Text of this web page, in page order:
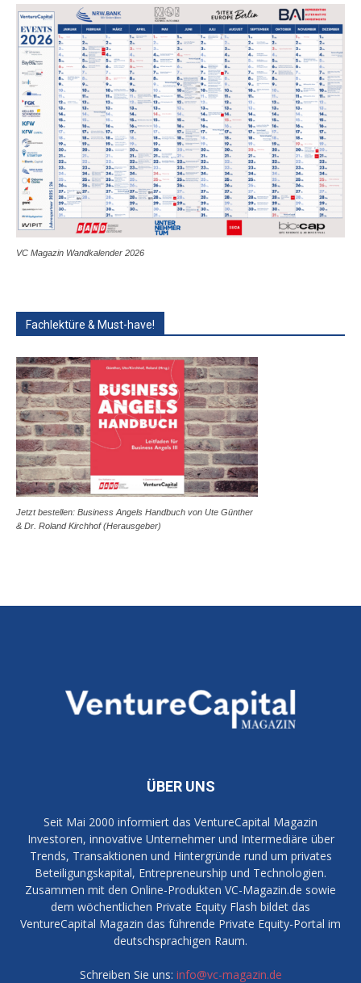
VC Magazin Wandkalender 2026
Fachlektüre & Must-have!
Jetzt bestellen: Business Angels Handbuch von Ute Günther
& Dr. Roland Kirchhof (Herausgeber)
ÜBER UNS
Seit Mai 2000 informiert das VentureCapital Magazin
Investoren, innovative Unternehmer und Intermediäre über
Trends, Transaktionen und Hintergründe rund um privates
Beteiligungskapital, Entrepreneurship und Technologien.
Zusammen mit den Online-Produkten VC-Magazin.de sowie
dem wöchentlichen Private Equity Flash bildet das
VentureCapital Magazin das führende Private Equity-Portal im
deutschsprachigen Raum.
Schreiben Sie uns: info@vc-magazin.de